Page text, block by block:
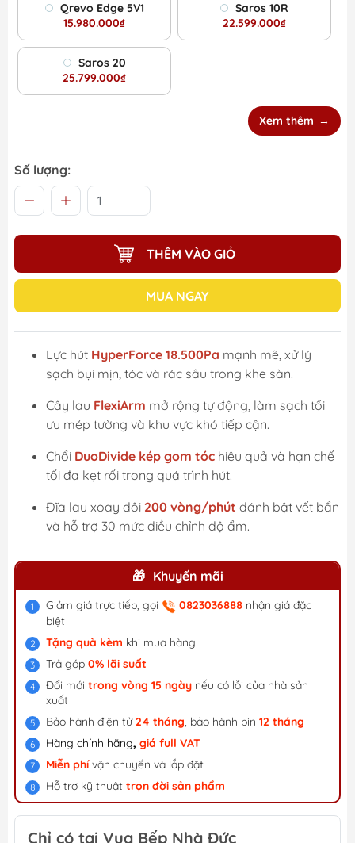
Qrevo Edge 5V1
15.980.000₫
Saros 10R
22.599.000₫
Saros 20
25.799.000₫
Xem thêm
Số lượng:
THÊM VÀO GIỎ
MUA NGAY
Lực hút HyperForce 18.500Pa mạnh mẽ, xử lý
sạch bụi mịn, tóc và rác sâu trong khe sàn.
Cây lau FlexiArm mở rộng tự động, làm sạch tối
ưu mép tường và khu vực khó tiếp cận.
Chổi DuoDivide kép gom tóc hiệu quả và hạn chế
tối đa kẹt rối trong quá trình hút.
Đĩa lau xoay đôi 200 vòng/phút đánh bật vết bẩn
và hỗ trợ 30 mức điều chỉnh độ ẩm.
Khuyến mãi
Giảm giá trực tiếp, gọi 0823036888 nhận giá đặc
biệt
Tặng quà kèm khi mua hàng
Trả góp 0% lãi suất
Đổi mới trong vòng 15 ngày nếu có lỗi của nhà sản
xuất
Bảo hành điện tử24 tháng, bảo hành pin 12 tháng
Hàng chính hãng, giá full VAT
Miễn phívận chuyển và lắp đặt
Hỗ trợ kỹ thuật trọn đời sản phẩm
Chỉ có tại Vua Bếp Nhà Đức